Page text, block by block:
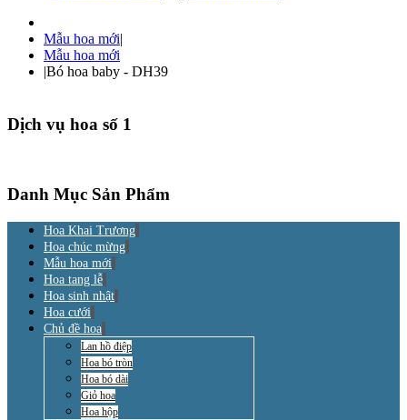
Mẫu hoa mới|
Mẫu hoa mới
|Bó hoa baby - DH39
Dịch vụ hoa số 1
Danh Mục Sản Phẩm
Hoa Khai Trương
Hoa chúc mừng
Mẫu hoa mới
Hoa tang lễ
Hoa sinh nhật
Hoa cưới
Chủ đề hoa
Lan hồ điệp
Hoa bó tròn
Hoa bó dài
Giỏ hoa
Hoa hộp